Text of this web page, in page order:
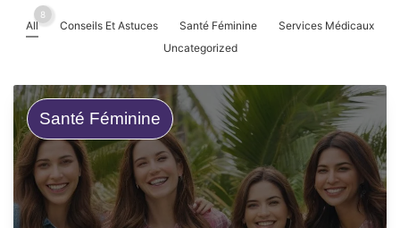
All
8
Conseils Et Astuces Santé Féminine
Services Médicaux
Uncategorized
Santé Féminine